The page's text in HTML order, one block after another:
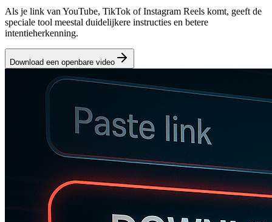
Als je link van YouTube, TikTok of Instagram Reels komt, geeft de
speciale tool meestal duidelijkere instructies en betere
intentieherkenning.
Download een openbare video